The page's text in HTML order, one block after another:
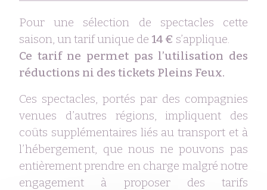
Pour une sélection de spectacles cette
saison, un tarif unique de 14 € s’applique.
Ce tarif ne permet pas l’utilisation des
réductions ni des tickets Pleins Feux.
Ces spectacles, portés par des compagnies
venues d’autres régions, impliquent des
coûts supplémentaires liés au transport et à
l’hébergement, que nous ne pouvons pas
entièrement prendre en charge malgré notre
engagement à proposer des tarifs